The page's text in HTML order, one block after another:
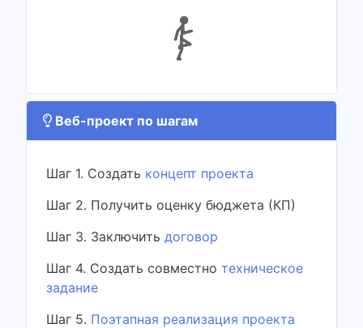
Веб-проект по шагам
Шаг 1. Создать концепт проекта
Шаг 2. Получить оценку бюджета (КП)
Шаг 3. Заключить договор
Шаг 4. Создать совместно техническое
задание
Шаг 5. Поэтапная реализация проекта